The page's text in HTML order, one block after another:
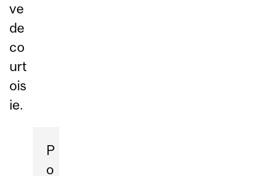
ve
de
co
urt
ois
ie.
P
o